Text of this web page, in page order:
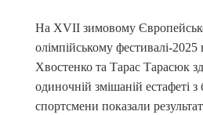
На XVII зимовому
олімпійському фестивалі-2025
Хвостенко та Тарас Тарасюк
одиночній змішаній естафеті
спортсмени показали